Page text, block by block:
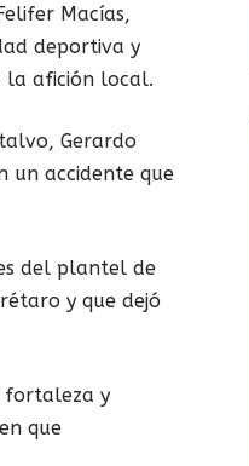
Macías,
deportiva y
la afición local.
Gerardo
un accidente que
del plantel de
y que dejó
fortaleza y
que